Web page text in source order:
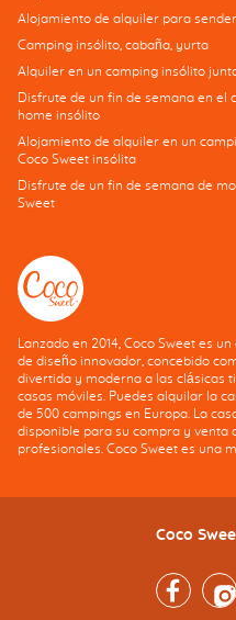
Alojamiento de alquiler para
Camping insólito, cabaña, yurta
Alquiler en un camping insólito
Disfrute de un fin de semana en el
home insólito
Alojamiento de alquiler en un
Coco Sweet insólita
Disfrute de un fin de semana de
Sweet
Lanzado en 2014, Coco Sweet es
de diseño innovador, concebido
divertida y moderna a las clásicas
casas móviles. Puedes alquilar la
de 500 campings en Europa. La
disponible para su compra y venta
profesionales. Coco Sweet es una
Coco
Facebook